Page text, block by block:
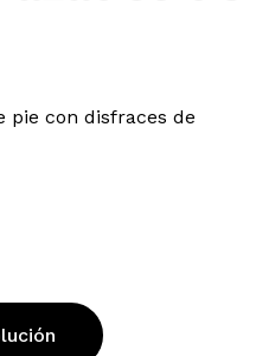
pie con disfraces de